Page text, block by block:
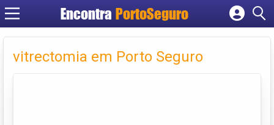
Encontra PortoSeguro
Cadastrar empresa
Criar conta
vitrectomia em Porto Seguro